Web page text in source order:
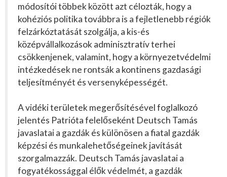
módosítói többek között azt célozták, hogy a
kohéziós politika továbbra is a fejletlenebb régiók
felzárkóztatását szolgálja, a kis-és
középvállalkozások adminisztratív terhei
csökkenjenek, valamint, hogy a környezetvédelmi
intézkedések ne rontsák a kontinens gazdasági
teljesítményét és versenyképességét.
A vidéki területek megerősítésével foglalkozó
jelentés Patrióta felelőseként Deutsch Tamás
javaslatai a gazdák és különösen a fiatal gazdák
képzési és munkalehetőségeinek javítását
szorgalmazzák. Deutsch Tamás javaslatai a
fogyatékossággal élők védelmét, a gazdák